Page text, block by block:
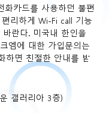
화카드를 사용하던 불편
리하게 Wi-Fi call 기능
란다. 미국내 한인을
엠에 대한 가입문의는
하면 친절한 안내를 받
갤러리아 3층)